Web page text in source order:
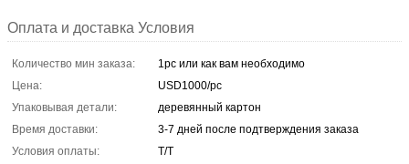
Оплата и доставка Условия
Количество мин заказа:
1pc или как вам необходимо
Цена:
USD1000/pc
Упаковывая детали:
деревянный картон
Время доставки:
3-7 дней после подтверждения заказа
Условия оплаты:
T/T